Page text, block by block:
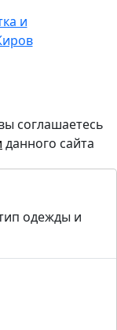
соглашаетесь
данного сайта
одежды и